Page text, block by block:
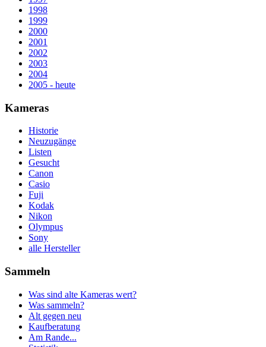
1998
1999
2000
2001
2002
2003
2004
2005 - heute
Kameras
Historie
Neuzugänge
Listen
Gesucht
Canon
Casio
Fuji
Kodak
Nikon
Olympus
Sony
alle Hersteller
Sammeln
Was sind alte Kameras wert?
Was sammeln?
Alt gegen neu
Kaufberatung
Am Rande...